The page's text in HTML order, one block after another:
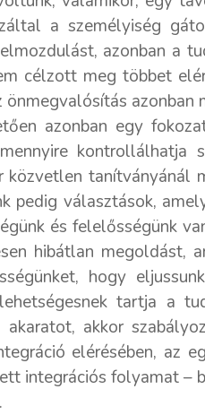
a személyiség
azonban a
célzott meg többet
önmegvalósítás
azonban egy
közvetlen tanítványánál
pedig választások,
és felelősségünk
hibátlan megoldást,
hogy
tartja a
akaratot, akkor
elérésében, az
integrációs folyamat –